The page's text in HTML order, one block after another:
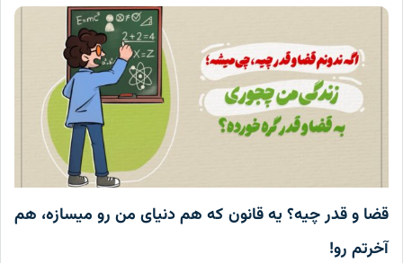
قضا و قدر چیه؟ یه قانون که هم دنیای من رو میسازه، هم
آخرتم رو!